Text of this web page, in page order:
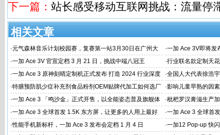
下一篇： 站长感受移动互联网挑战：流量停
相关文章
·元气森林音乐计划校园赛，复赛第一站3月30日在广州大
学唱响
·一加 Ace 3V即将发
·一加 Ace 3V 官宣定档 3 月 21 日，挑战中端八冠王 ·行业联名款定制天
火速告罄
·一加 Ace 3 原神刻晴定制机正式发布 打造 2024 行业深度
定制新标杆
·全国人大代表徐浩
国建设
·特膳预防肌少症补充剂食品粉剂OEM贴牌代加工如何选厂
家
·影响儿童早熟的因
代工厂
·一加 Ace 3 「鸣沙金」正式开售，以全能姿态普及旗舰体
验
·枇杷罗汉膏滋生产
家
·一加 Ace 3 全球首发 1.5K 东方屏，让更多的人用上最好
的屏幕
·一加 Ace 3 全球首
屏幕体验
·性能手机新标杆，一加 Ace 3 发布会定档 1 月 4 日 ·一加12 Pop-up 快